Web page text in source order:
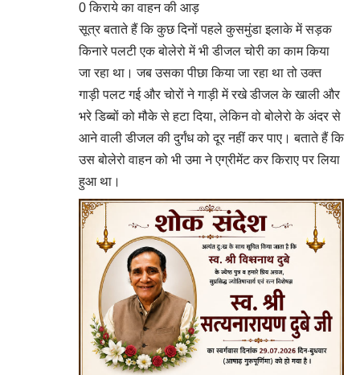
0 किराये का वाहन की आड़
सूत्र बताते हैं कि कुछ दिनों पहले कुसमुंडा इलाके में सड़क
किनारे पलटी एक बोलेरो में भी डीजल चोरी का काम किया
जा रहा था। जब उसका पीछा किया जा रहा था तो उक्त
गाड़ी पलट गई और चोरों ने गाड़ी में रखे डीजल के खाली और
भरे डिब्बों को मौके से हटा दिया, लेकिन वो बोलेरो के अंदर से
आने वाली डीजल की दुर्गंध को दूर नहीं कर पाए। बताते हैं कि
उस बोलेरो वाहन को भी उमा ने एग्रीमेंट कर किराए पर लिया
हुआ था।